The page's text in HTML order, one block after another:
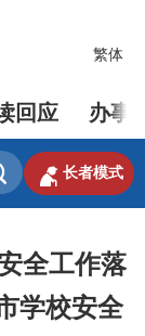
繁体
回应 办事
 长者模式
全工作落
学校安全